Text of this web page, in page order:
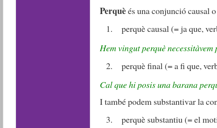
Perquèés una conjunció causal
perquè causal (= ja que,
Hem vingut perquè
perquè final (= a fi que,
Cal que hi posis una barana
I també podem substantivar la
perquè substantiu (= el